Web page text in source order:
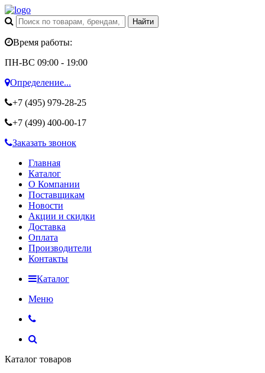
Время работы:
ПН-ВС 09:00 - 19:00
Определение...
+7 (495) 979-28-25
+7 (499) 400-00-17
Заказать звонок
Главная
Каталог
О Компании
Поставщикам
Новости
Акции и скидки
Доставка
Оплата
Производители
Контакты
Каталог
Меню
Каталог товаров